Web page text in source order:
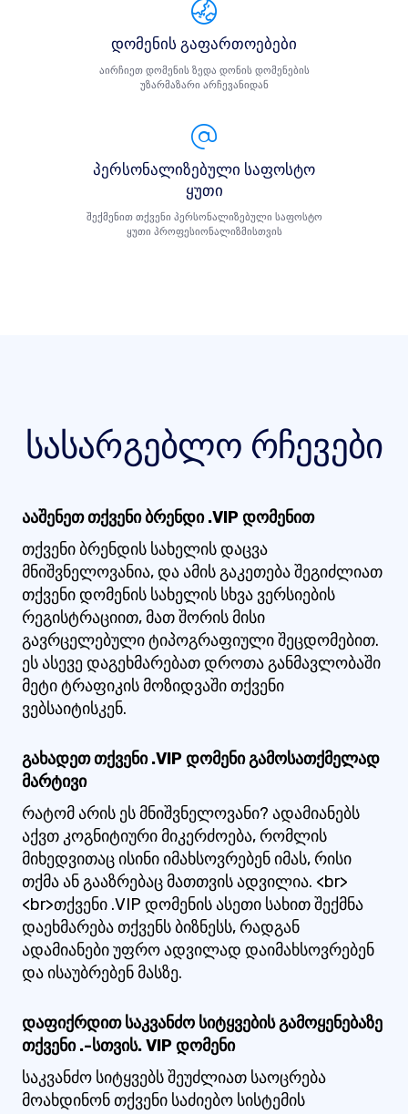
დომენის გაფართოებები
აირჩიეთ დომენის ზედა დონის დომენების
უზარმაზარი არჩევანიდან
პერსონალიზებული საფოსტო
ყუთი
შექმენით თქვენი პერსონალიზებული საფოსტო
ყუთი პროფესიონალიზმისთვის
სასარგებლო რჩევები
ააშენეთ თქვენი ბრენდი .VIP დომენით
თქვენი ბრენდის სახელის დაცვა
მნიშვნელოვანია, და ამის გაკეთება შეგიძლიათ
თქვენი დომენის სახელის სხვა ვერსიების
რეგისტრაციით, მათ შორის მისი
გავრცელებული ტიპოგრაფიული შეცდომებით.
ეს ასევე დაგეხმარებათ დროთა განმავლობაში
მეტი ტრაფიკის მოზიდვაში თქვენი
ვებსაიტისკენ.
გახადეთ თქვენი .VIP დომენი გამოსათქმელად
მარტივი
რატომ არის ეს მნიშვნელოვანი? ადამიანებს
აქვთ კოგნიტიური მიკერძოება, რომლის
მიხედვითაც ისინი იმახსოვრებენ იმას, რისი
თქმა ან გააზრებაც მათთვის ადვილია. <br>
<br>თქვენი .VIP დომენის ასეთი სახით შექმნა
დაეხმარება თქვენს ბიზნესს, რადგან
ადამიანები უფრო ადვილად დაიმახსოვრებენ
და ისაუბრებენ მასზე.
დაფიქრდით საკვანძო სიტყვების გამოყენებაზე
თქვენი .-სთვის. VIP დომენი
საკვანძო სიტყვებს შეუძლიათ საოცრება
მოახდინონ თქვენი საძიებო სისტემის